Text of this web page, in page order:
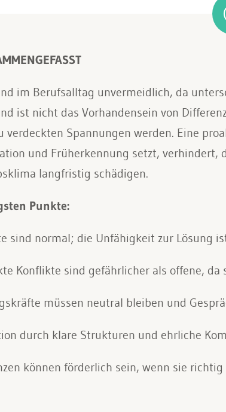
im Berufsalltag unvermeidlich, da
ist nicht das Vorhandensein von
verdeckten Spannungen werden. Eine
und Früherkennung setzt, verhindert,
langfristig schädigen.
Punkte:
sind normal; die Unfähigkeit zur Lösung
Konflikte sind gefährlicher als offene, da
müssen neutral bleiben und
durch klare Strukturen und ehrliche
können förderlich sein, wenn sie